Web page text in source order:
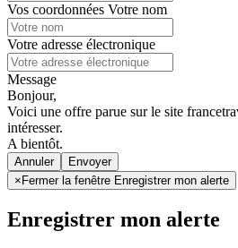
Vos coordonnées Votre nom
Votre adresse électronique
Message
Bonjour,
Voici une offre parue sur le site
intéresser.
A bientôt.
Annuler
×Fermer la fenêtre Enregistrer mon alerte
Enregistrer mon alerte